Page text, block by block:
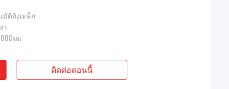
มัติถังเหล็ก
า
มม
ติดต่อตอนนี้